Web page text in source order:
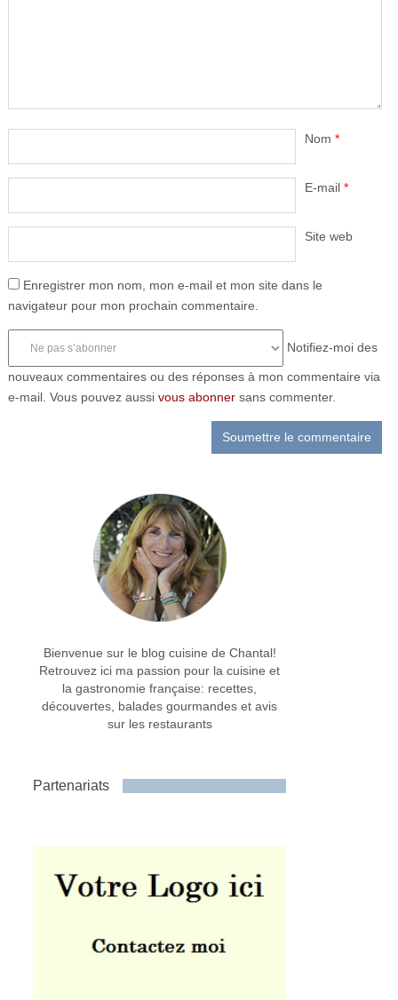
Nom *
E-mail *
Site web
Enregistrer mon nom, mon e-mail et mon site dans le
navigateur pour mon prochain commentaire.
Notifiez-moi des
nouveaux commentaires ou des réponses à mon commentaire via
e-mail. Vous pouvez aussi vous abonnersans commenter.
Bienvenue sur le blog cuisine de Chantal!
Retrouvez ici ma passion pour la cuisine et
la gastronomie française: recettes,
découvertes, balades gourmandes et avis
sur les restaurants
Partenariats